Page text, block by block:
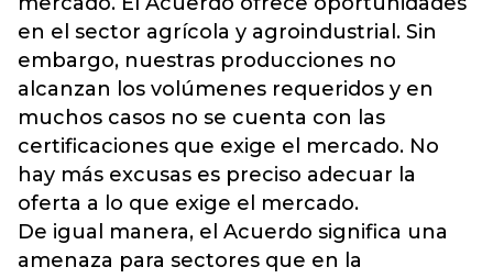
en el sector agrícola y agroindustrial. Sin
embargo, nuestras producciones no
alcanzan los volúmenes requeridos y en
muchos casos no se cuenta con las
certificaciones que exige el mercado. No
hay más excusas es preciso adecuar la
oferta a lo que exige el mercado.
De igual manera, el Acuerdo significa una
amenaza para sectores que en la